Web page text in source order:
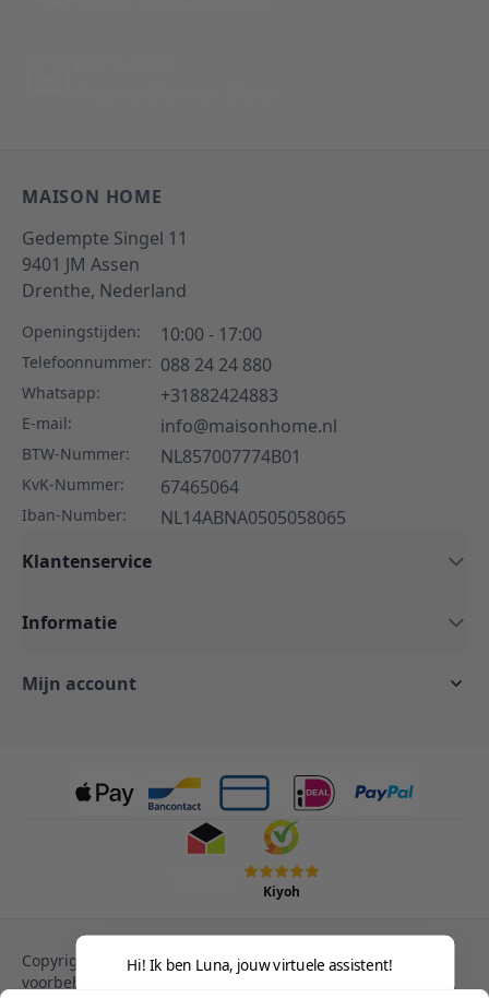
MAISON HOME
Gedempte Singel 11
9401 JM Assen
Drenthe, Nederland
Openingstijden: 10:00 - 17:00
Telefoonnummer: 088 24 24 880
Whatsapp: +31882424883
E-mail: info@maisonhome.nl
BTW-Nummer: NL857007774B01
KvK-Nummer: 67465064
Iban-Number:
NL14ABNA0505058065
Klantenservice
Informatie
Mijn account
Kiyoh
Copyright © 2013-heden Magento. Alle rechten
voorbehouden.
Hi! Ik ben Luna, jouw virtuele assistent!